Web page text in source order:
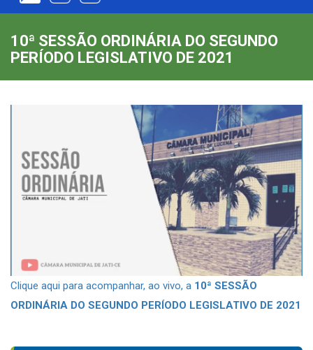
10ª SESSÃO ORDINÁRIA DO SEGUNDO
PERÍODO LEGISLATIVO DE 2021
Clique aqui para acompanhar, ao vivo, a 10ª SESSÃO
ORDINÁRIA DO SEGUNDO PERÍODO LEGISLATIVO DE 2021